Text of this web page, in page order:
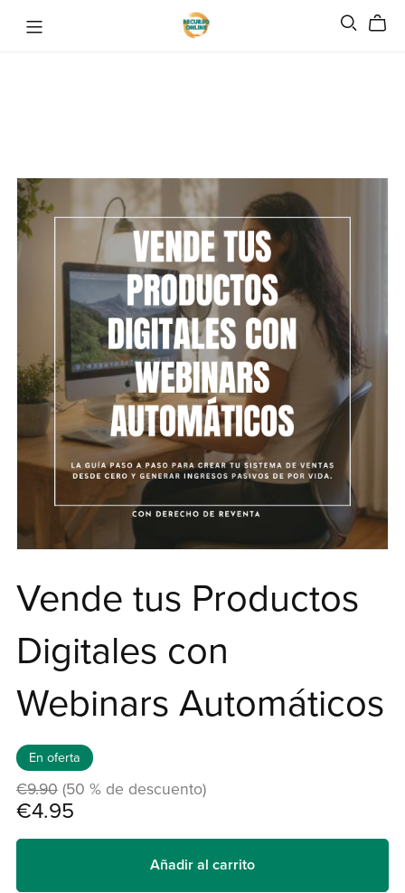
Vende tus Productos
Digitales con
Webinars Automáticos
En oferta
€9.90 (50 % de descuento)
€4.95
Añadir al carrito